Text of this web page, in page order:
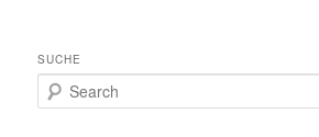
SUCHE
e